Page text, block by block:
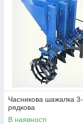
Часникова шажалка 3-
рядкова
В наявності